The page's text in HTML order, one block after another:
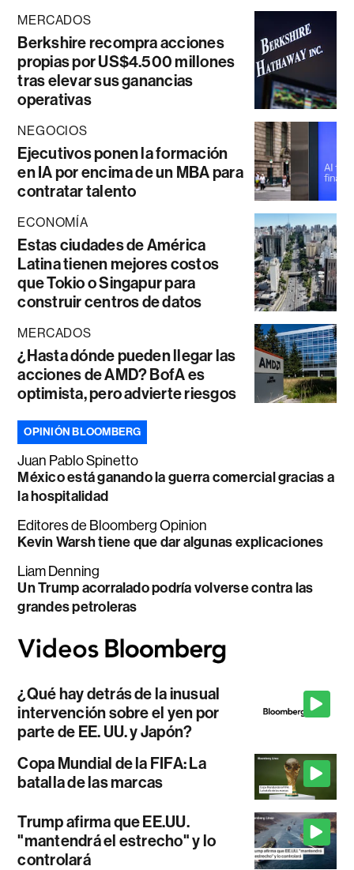
MERCADOS
Berkshire recompra acciones
propias por US$4.500 millones
tras elevar sus ganancias
operativas
NEGOCIOS
Ejecutivos ponen la formación
en IA por encima de un MBA para
contratar talento
ECONOMÍA
Estas ciudades de América
Latina tienen mejores costos
que Tokio o Singapur para
construir centros de datos
MERCADOS
¿Hasta dónde pueden llegar las
acciones de AMD? BofA es
optimista, pero advierte riesgos
OPINIÓN BLOOMBERG
Juan Pablo Spinetto
México está ganando la guerra comercial gracias a
la hospitalidad
Editores de Bloomberg Opinion
Kevin Warsh tiene que dar algunas explicaciones
Liam Denning
Un Trump acorralado podría volverse contra las
grandes petroleras
¿Qué hay detrás de la inusual
intervención sobre el yen por
parte de EE. UU. y Japón?
Copa Mundial de la FIFA: La
batalla de las marcas
Trump afirma que EE.UU.
"mantendrá el estrecho" y lo
controlará